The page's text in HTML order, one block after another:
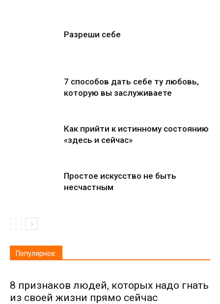
Разреши себе
7 способов дать себе ту любовь,
которую вы заслуживаете
Как прийти к истинному состоянию
«здесь и сейчас»
Простое искусство не быть
несчастным
Популярное:
8 признаков людей, которых надо гнать
из своей жизни прямо сейчас